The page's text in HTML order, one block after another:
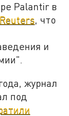
Palantir в
, что
и
журнал
под